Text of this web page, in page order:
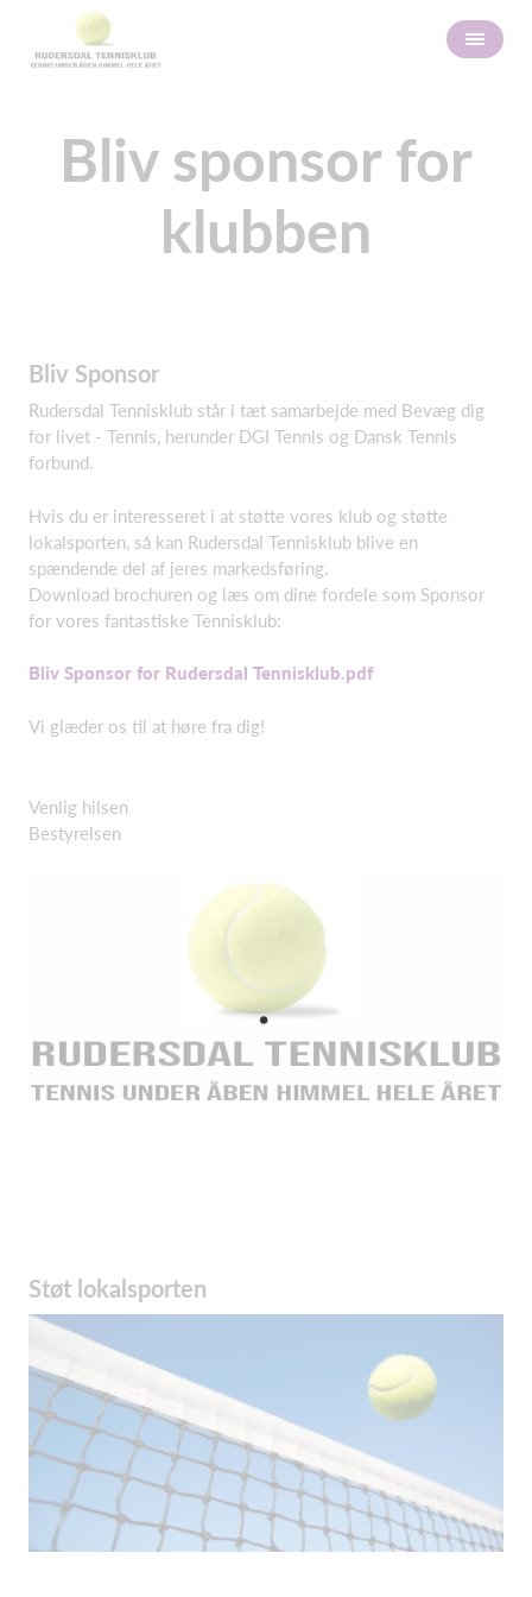
Bliv sponsor for
klubben
Bliv Sponsor
Rudersdal Tennisklub står i tæt samarbejde med Bevæg dig
for livet - Tennis, herunder DGI Tennis og Dansk Tennis
forbund.
Hvis du er interesseret i at støtte vores klub og støtte
lokalsporten, så kan Rudersdal Tennisklub blive en
spændende del af jeres markedsføring.
Download brochuren og læs om dine fordele som Sponsor
for vores fantastiske Tennisklub:
Bliv Sponsor for Rudersdal Tennisklub.pdf
Vi glæder os til at høre fra dig!
Venlig hilsen
Bestyrelsen
Støt lokalsporten